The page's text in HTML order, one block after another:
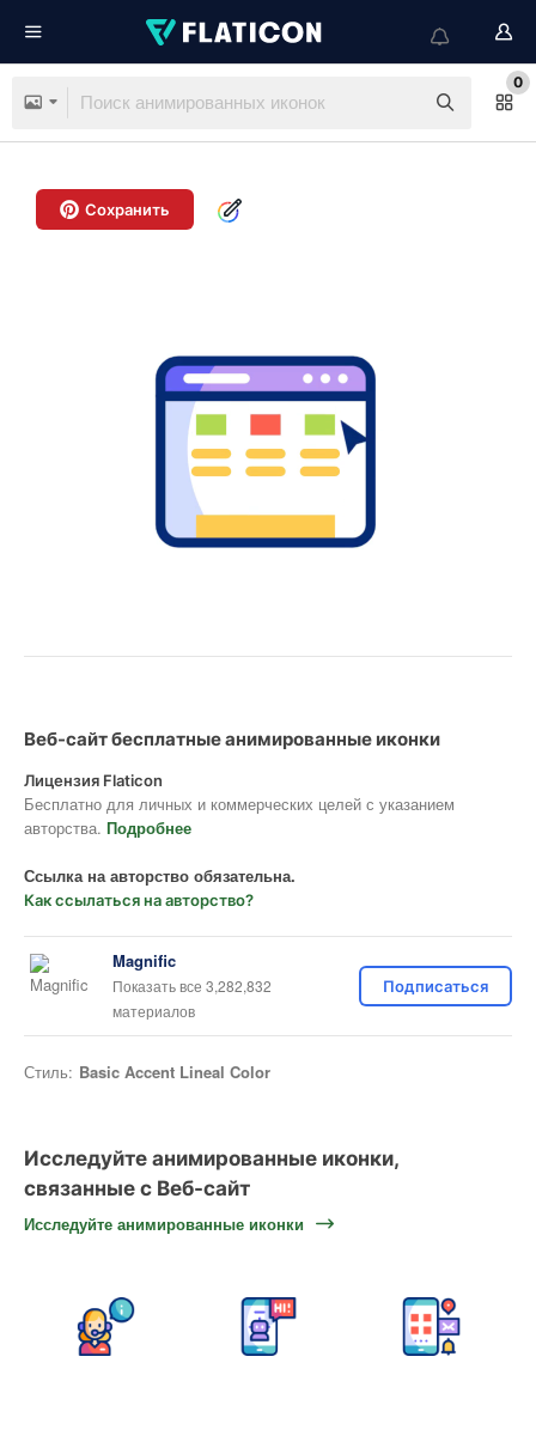
0
Сохранить
Веб-сайт бесплатные анимированные иконки
Лицензия Flaticon
Бесплатно для личных и коммерческих целей с указанием
авторства. Подробнее
Ссылка на авторство обязательна.
Как ссылаться на авторство?
Magnific
Показать все 3,282,832
материалов
Подписаться
Стиль: Basic Accent Lineal Color
Исследуйте анимированные иконки,
связанные с Веб-сайт
Исследуйте анимированные иконки